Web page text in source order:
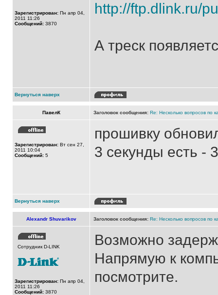
Зарегистрирован: Пн апр 04,
2011 11:26
Сообщений: 3870
http://ftp.dlink.ru/
А треск
Вернуться наверх
ПавелК Заголовок сообщения: Re: Несколько вопросов по
Зарегистрирован: Вт сен 27,
2011 10:04
Сообщений: 5
прошивку
3 секунды есть -
Вернуться наверх
Alexandr Shuvarikov Заголовок сообщения: Re: Несколько вопросов по
Сотрудник D-LINK
Зарегистрирован: Пн апр 04,
2011 11:26
Сообщений: 3870
Возможно
Напрямую к
посмотрите.